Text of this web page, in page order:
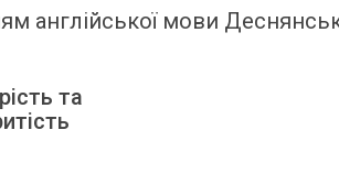
англійської мови
та